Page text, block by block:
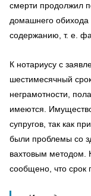
смерти продолжил
домашнего обихода
содержанию, т. е.
К нотариусу с
шестимесячный
неграмотности,
имеются.
супругов, так как
были проблемы со
вахтовым методом.
сообщено, что срок